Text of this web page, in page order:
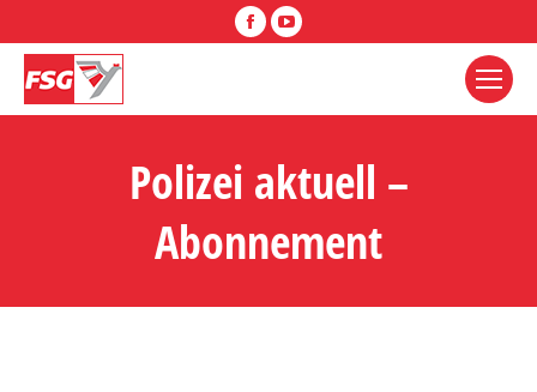
FacebookYouTube
Polizei aktuell –
Abonnement